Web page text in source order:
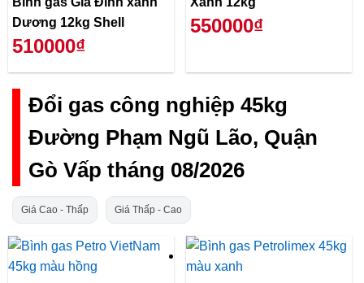
Dương 12kg Shell
510000₫
550000₫
Đổi gas công nghiệp 45kg
Đường Phạm Ngũ Lão, Quận
Gò Vấp tháng 08/2026
Giá Cao - Thấp Giá Thấp - Cao